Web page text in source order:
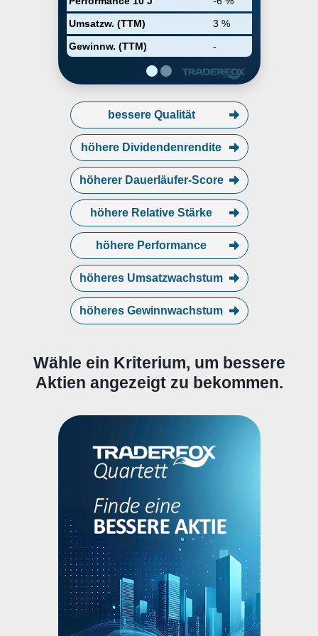
Umsatzw. (TTM)
3 %
Gewinnw. (TTM)
-
bessere Qualität
höhere Dividendenrendite
höherer Dauerläufer-Score
höhere Relative Stärke
höhere Performance
höheres Umsatzwachstum
höheres Gewinnwachstum
Wähle ein Kriterium, um bessere
Aktien angezeigt zu bekommen.